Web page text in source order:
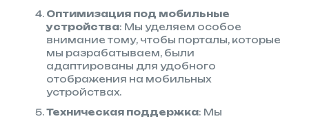
Оптимизация под мобильные
устройства: Мы уделяем особое
внимание тому, чтобы порталы, которые
мы разрабатываем, были
адаптированы для удобного
отображения на мобильных
устройствах.
Техническая поддержка: Мы